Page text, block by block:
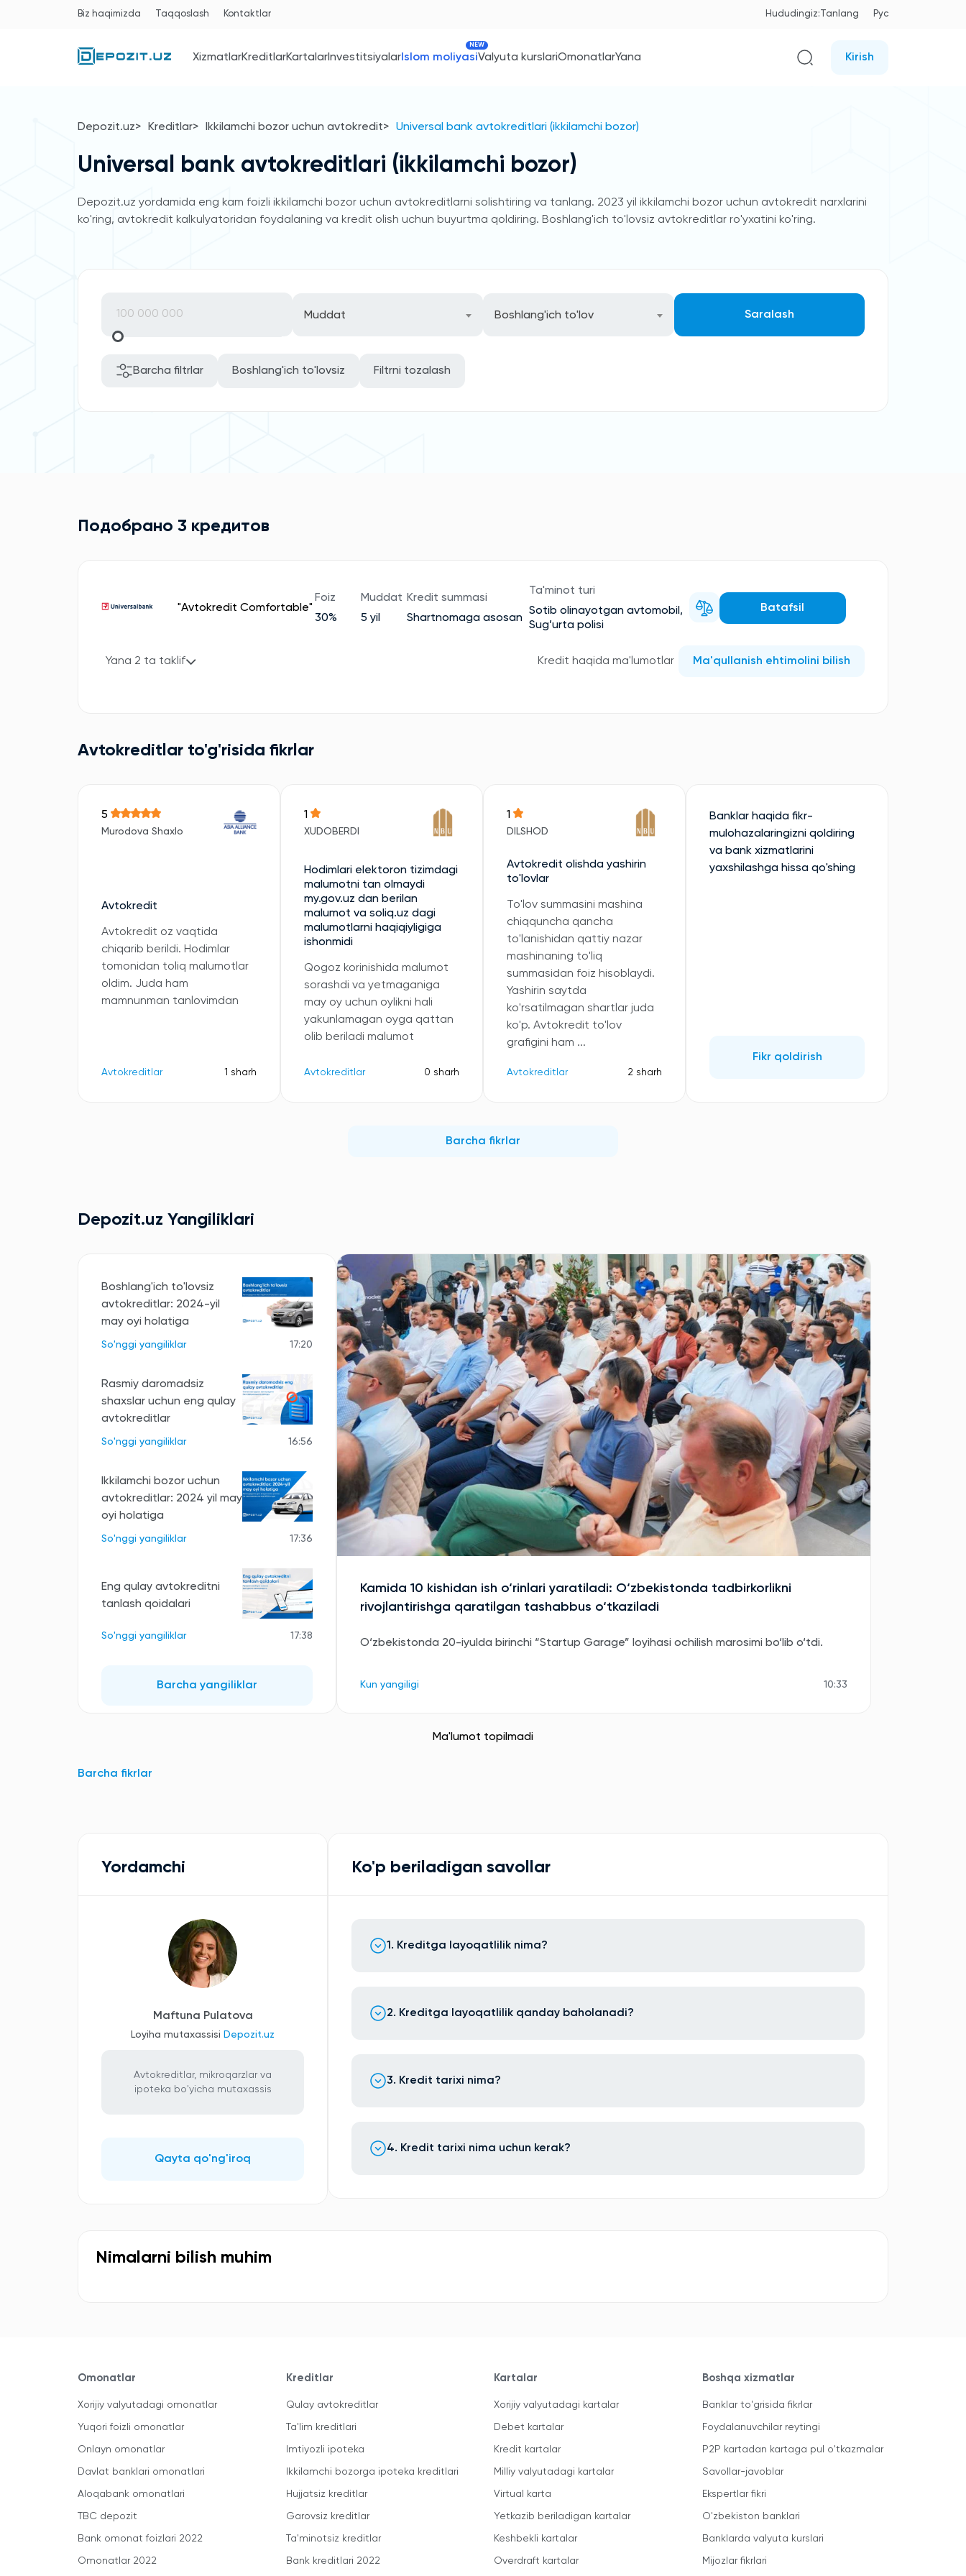
Biz haqimizda Taqqoslash Kontaktlar Hududingiz:Tanlang Рус
XizmatlarKreditlarKartalarInvestitsiyalarIslom moliyasi
NEW
Valyuta kurslariOmonatlarYana Kirish
Depozit.uz Kreditlar Ikkilamchi bozor uchun avtokredit Universal bank avtokreditlari (ikkilamchi bozor)
Universal bank avtokreditlari (ikkilamchi bozor)
Depozit.uz yordamida eng kam foizli ikkilamchi bozor uchun avtokreditlarni solishtiring va tanlang. 2023 yil ikkilamchi bozor uchun avtokredit narxlarini
ko'ring, avtokredit kalkulyatoridan foydalaning va kredit olish uchun buyurtma qoldiring. Boshlang'ich to'lovsiz avtokreditlar ro'yxatini ko'ring.
Muddat Boshlang'ich to'lov Saralash
Barcha filtrlar Boshlang'ich to'lovsiz Filtrni tozalash
Подобрано 3 кредитов
"Avtokredit Comfortable"
Foiz
30%
Muddat
5 yil
Kredit summasi
Shartnomaga asosan
Ta'minot turi
Sotib olinayotgan avtomobil,
Sug’urta polisi
Batafsil
Yana 2 ta taklif Kredit haqida ma'lumotlar Ma'qullanish ehtimolini bilish
Avtokreditlar to'g'risida fikrlar
5
Murodova Shaxlo
Avtokredit
Avtokredit oz vaqtida
chiqarib berildi. Hodimlar
tomonidan toliq malumotlar
oldim. Juda ham
mamnunman tanlovimdan
Avtokreditlar 1 sharh
1
XUDOBERDI
Hodimlari elektoron tizimdagi
malumotni tan olmaydi
my.gov.uz dan berilan
malumot va soliq.uz dagi
malumotlarni haqiqiyligiga
ishonmidi
Qogoz korinishida malumot
sorashdi va yetmaganiga
may oy uchun oylikni hali
yakunlamagan oyga qattan
olib beriladi malumot
Avtokreditlar 0 sharh
1
DILSHOD
Avtokredit olishda yashirin
to'lovlar
To'lov summasini mashina
chiqquncha qancha
to'lanishidan qattiy nazar
mashinaning to'liq
summasidan foiz hisoblaydi.
Yashirin saytda
ko'rsatilmagan shartlar juda
ko'p. Avtokredit to'lov
grafigini ham ...
Avtokreditlar 2 sharh
Banklar haqida fikr-
mulohazalaringizni qoldiring
va bank xizmatlarini
yaxshilashga hissa qo'shing
Fikr qoldirish
Barcha fikrlar
Depozit.uz Yangiliklari
Boshlang'ich to'lovsiz
avtokreditlar: 2024-yil
may oyi holatiga
So'nggi yangiliklar 17:20
Rasmiy daromadsiz
shaxslar uchun eng qulay
avtokreditlar
So'nggi yangiliklar 16:56
Ikkilamchi bozor uchun
avtokreditlar: 2024 yil may
oyi holatiga
So'nggi yangiliklar 17:36
Eng qulay avtokreditni
tanlash qoidalari
So'nggi yangiliklar 17:38
Barcha yangiliklar
Kamida 10 kishidan ish o‘rinlari yaratiladi: O‘zbekistonda tadbirkorlikni
rivojlantirishga qaratilgan tashabbus o‘tkaziladi
O‘zbekistonda 20-iyulda birinchi “Startup Garage” loyihasi ochilish marosimi bo‘lib o‘tdi.
Kun yangiligi 10:33
Ma'lumot topilmadi
Barcha fikrlar
Yordamchi
Maftuna Pulatova
Loyiha mutaxassisi Depozit.uz
Avtokreditlar, mikroqarzlar va
ipoteka bo'yicha mutaxassis
Qayta qo'ng'iroq
Ko'p beriladigan savollar
1. Kreditga layoqatlilik nima?
2. Kreditga layoqatlilik qanday baholanadi?
3. Kredit tarixi nima?
4. Kredit tarixi nima uchun kerak?
Nimalarni bilish muhim
Omonatlar
Xorijiy valyutadagi omonatlar
Yuqori foizli omonatlar
Onlayn omonatlar
Davlat banklari omonatlari
Aloqabank omonatlari
TBC depozit
Bank omonat foizlari 2022
Omonatlar 2022
Kreditlar
Qulay avtokreditlar
Ta'lim kreditlari
Imtiyozli ipoteka
Ikkilamchi bozorga ipoteka kreditlari
Hujjatsiz kreditlar
Garovsiz kreditlar
Ta'minotsiz kreditlar
Bank kreditlari 2022
Kartalar
Xorijiy valyutadagi kartalar
Debet kartalar
Kredit kartalar
Milliy valyutadagi kartalar
Virtual karta
Yetkazib beriladigan kartalar
Keshbekli kartalar
Overdraft kartalar
Boshqa xizmatlar
Banklar to'grisida fikrlar
Foydalanuvchilar reytingi
P2P kartadan kartaga pul o'tkazmalar
Savollar-javoblar
Ekspertlar fikri
O'zbekiston banklari
Banklarda valyuta kurslari
Mijozlar fikrlari